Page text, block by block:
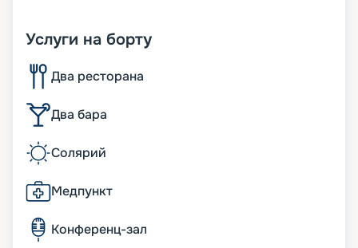
Услуги на борту
Два ресторана
Два бара
Солярий
Медпункт
Конференц-зал